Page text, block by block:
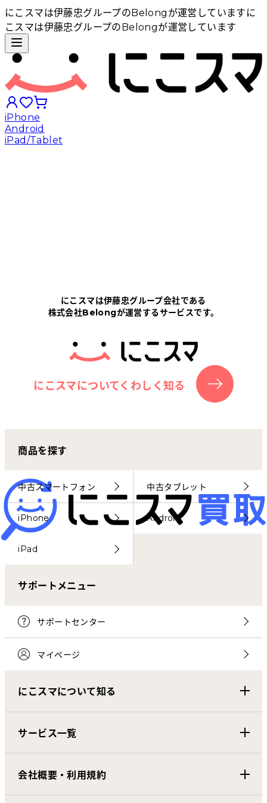
にこスマは伊藤忠グループのBelongが運営しています に
こスマは伊藤忠グループのBelongが運営しています
iPhone
Android
iPad/Tablet
にこスマについて
サポートセンター
お客さまの声
にこスマ通信
マイページ
にこスマは伊藤忠グループ会社である
株式会社Belongが運営するサービスです。
にこスマについてくわしく知る
商品を探す
中古スマートフォン 中古タブレット
iPhone Android
iPad
サポートメニュー
サポートセンター
マイページ
にこスマについて知る
サービス一覧
会社概要・利用規約